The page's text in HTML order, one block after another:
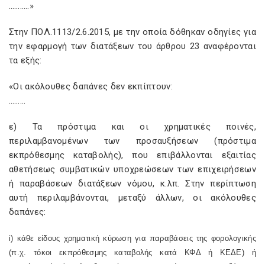
………..»
Στην ΠΟΛ.1113/2.6.2015, με την οποία δόθηκαν οδηγίες για
την εφαρμογή των διατάξεων του άρθρου 23 αναφέρονται
τα εξής:
«Οι ακόλουθες δαπάνες δεν εκπίπτουν:
………
ε) Τα πρόστιμα και οι χρηματικές ποινές,
περιλαμβανομένων των προσαυξήσεων (πρόστιμα
εκπρόθεσμης καταβολής), που επιβάλλονται εξαιτίας
αθετήσεως συμβατικών υποχρεώσεων των επιχειρήσεων
ή παραβάσεων διατάξεων νόμου, κ.λπ. Στην περίπτωση
αυτή περιλαμβάνονται, μεταξύ άλλων, οι ακόλουθες
δαπάνες:
i) κάθε είδους χρηματική κύρωση για παραβάσεις της φορολογικής
(π.χ. τόκοι εκπρόθεσμης καταβολής κατά ΚΦΔ ή ΚΕΔΕ) ή